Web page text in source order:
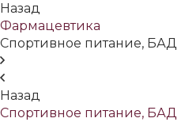
Назад
Фармацевтика
Спортивное питание, БАД
Назад
Спортивное питание, БАД